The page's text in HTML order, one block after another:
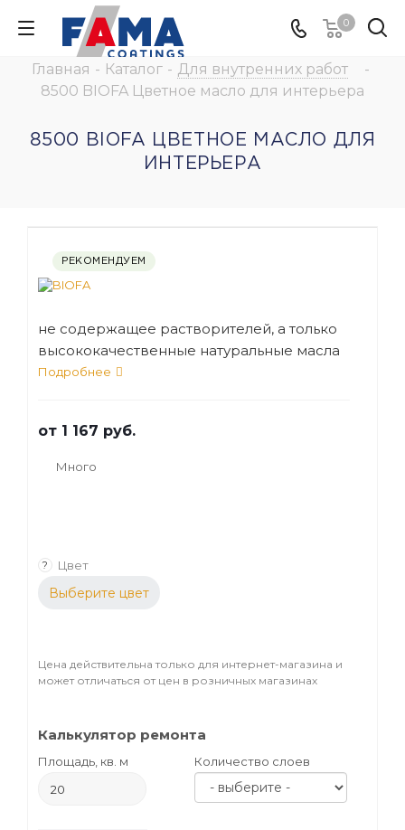
0
Главная - Каталог - Для внутренних работ
-
8500 BIOFA Цветное масло для интерьера
8500 BIOFA ЦВЕТНОЕ МАСЛО ДЛЯ
ИНТЕРЬЕРА
РЕКОМЕНДУЕМ
не содержащее растворителей, а только
высококачественные натуральные масла
и воски, предназначено для внутренних
(лестницам, стенам, мебели, предметам
декора).
Подробнее
от 1 167 руб.
Много
? Цвет
Выберите цвет
Цена действительна только для интернет-магазина и
может отличаться от цен в розничных магазинах
Калькулятор ремонта
Площадь, кв. м Количество слоев